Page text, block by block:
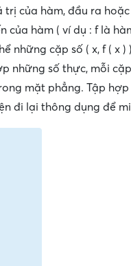
của hàm, đầu ra hoặc
của hàm ( ví dụ : f là
những cặp số ( x, f ( x
những số thực, mỗi
mặt phẳng. Tập
đi lại thông dụng để